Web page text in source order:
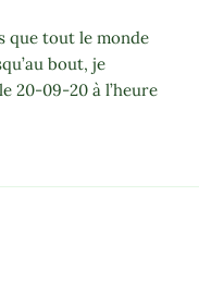
que tout le monde
bout, je
20-09-20 à l’heure